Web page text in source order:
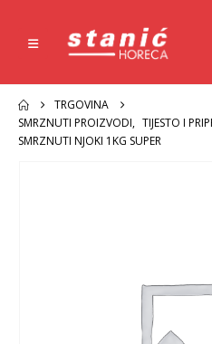
TRGOVINA
SMRZNUTI PROIZVODI, TIJESTO I
SMRZNUTI NJOKI 1KG SUPER